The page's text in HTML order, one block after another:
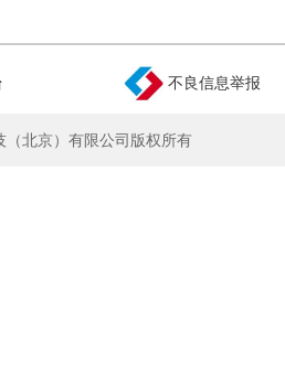
十年间
沙场、盛大阅兵
不良信息举报
（北京）有限公司版权所有